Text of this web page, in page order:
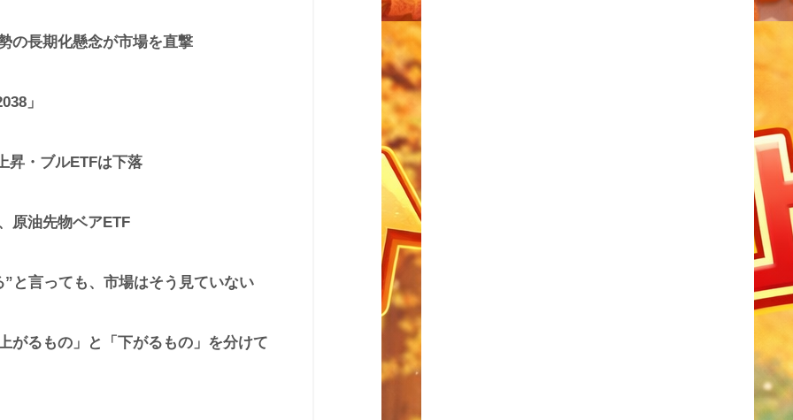
の長期化懸念が市場を直撃
」
昇・ブルETFは下落
原油先物ベアETF
と言っても、市場はそう見ていない
がるもの」と「下がるもの」を分けて